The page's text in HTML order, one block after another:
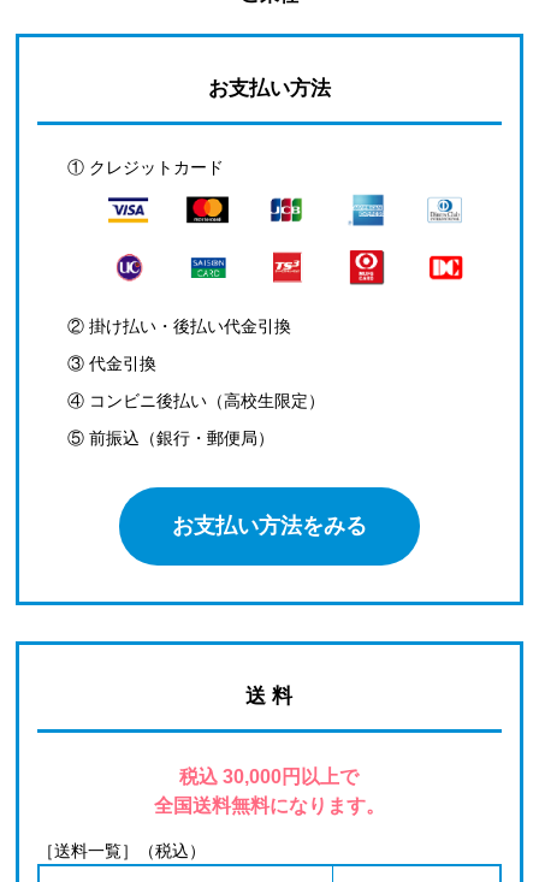
お支払い方法
① クレジットカード
② 掛け払い・後払い代金引換
③ 代金引換
④ コンビニ後払い（高校生限定）
⑤ 前振込（銀行・郵便局）
お支払い方法をみる
送 料
税込 30,000円以上で
全国送料無料になります。
［送料一覧］（税込）